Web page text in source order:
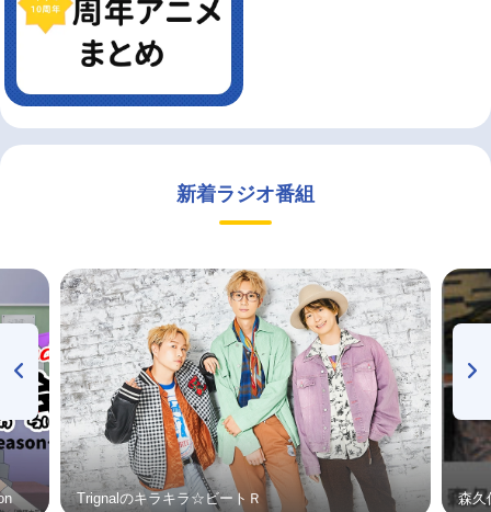
新着ラジオ番組
Trignalのキラキラ☆ビートＲ 森久